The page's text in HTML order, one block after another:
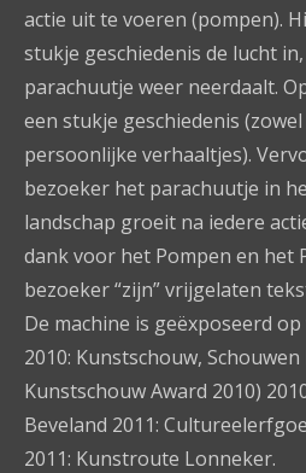
actie uit te voeren (pompen).
stukje geschiedenis de lucht in,
parachuutje weer neerdaalt.
een stukje geschiedenis
persoonlijke verhaaltjes).
bezoeker het parachuutje in
landschap groeit na iedere
dank voor het Pompen en het
bezoeker “zijn” vrijgelaten
De machine is geëxposeerd
2010: Kunstschouw,
Kunstschouw Award 2010)
Beveland 2011:
2011: Kunstroute Lonneker.